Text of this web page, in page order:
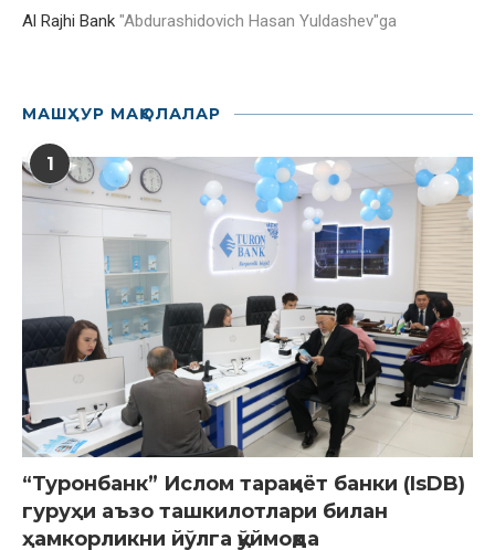
Al Rajhi Bank "Abdurashidovich Hasan Yuldashev"ga
МАШҲУР МАҚОЛАЛАР
1
“Туронбанк” Ислом тараққиёт банки (IsDB)
гуруҳи аъзо ташкилотлари билан
ҳамкорликни йўлга қўймоқда